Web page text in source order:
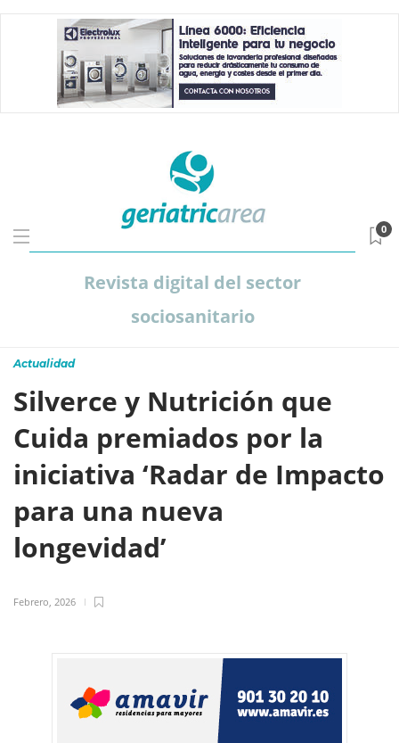
Revista digital del sector
sociosanitario
0
Actualidad
Silverce y Nutrición que
Cuida premiados por la
iniciativa ‘Radar de Impacto
para una nueva
longevidad’
Febrero, 2026